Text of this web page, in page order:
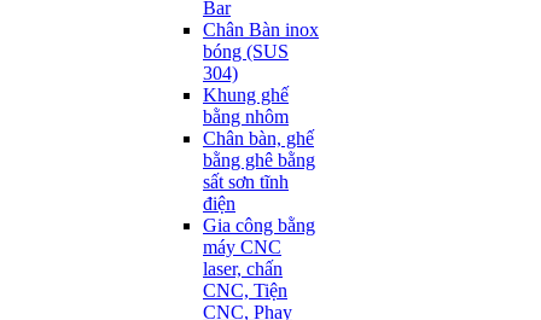
Bar
Chân Bàn inox
bóng (SUS
304)
Khung ghế
bằng nhôm
Chân bàn, ghế
bằng ghê bằng
sất sơn tĩnh
điện
Gia công bằng
máy CNC
laser, chấn
CNC, Tiện
CNC, Phay